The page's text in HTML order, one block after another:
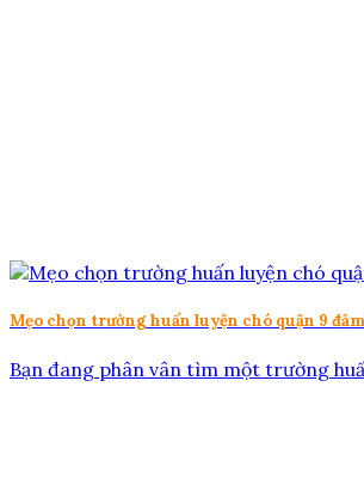
Mẹo chọn trường huấn luyện chó quận 9
Bạn đang phân vân tìm một trường